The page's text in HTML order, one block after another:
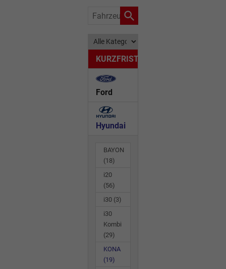
Fahrzeugnr.
KURZFRISTIG
Ford
Hyundai
BAYON
(18)
i20
(56)
i30 (3)
i30
Kombi
(29)
KONA
(19)